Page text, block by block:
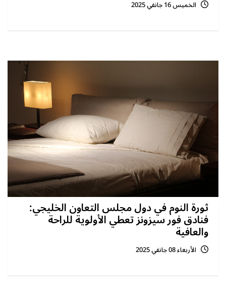
الخميس 16 جانفي 2025
ثورة النوم في دول مجلس التعاون الخليجي:
فنادق فور سيزونز تعطي الأولوية للراحة
والعافية
الأربعاء 08 جانفي 2025